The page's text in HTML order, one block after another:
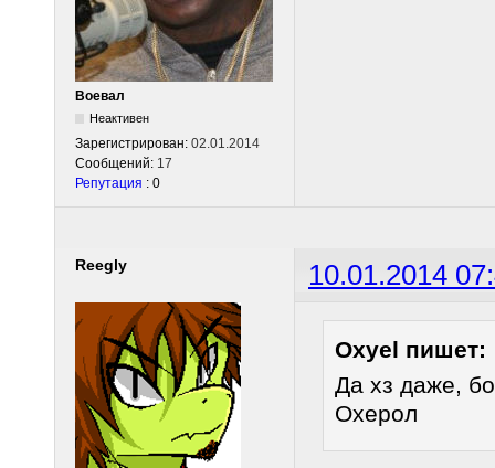
Воевал
Неактивен
Зарегистрирован: 02.01.2014
Сообщений: 17
Репутация : 0
Reegly 10.01.2014
Oxyel пишет:
Да хз даже,
Охерол